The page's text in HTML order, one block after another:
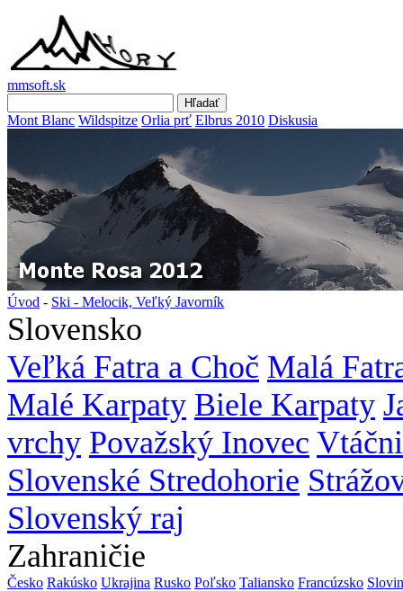
mmsoft.sk
Mont Blanc Wildspitze Orlia prť Elbrus 2010 Diskusia
Úvod - Ski - Melocik, Veľký Javorník
Slovensko
Veľká Fatra a Choč Malá
Malé Karpaty Biele Karpaty
vrchy Považský Inovec
Slovenské Stredohorie
Slovenský raj
Zahraničie
Česko Rakúsko Ukrajina Rusko Poľsko Taliansko Francúzsko